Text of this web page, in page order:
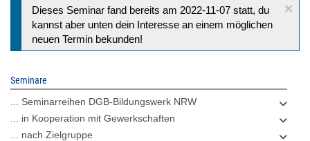
×
Statusmeldung
Dieses Seminar fand bereits am 2022-11-07 statt, du
kannst aber unten dein Interesse an einem möglichen
neuen Termin bekunden!
Seminare
... Seminarreihen DGB-Bildungswerk NRW
... in Kooperation mit Gewerkschaften
... nach Zielgruppe